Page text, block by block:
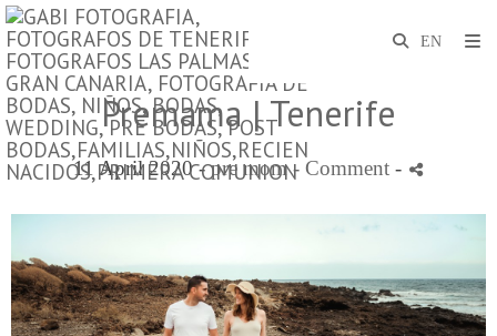
Premama | Tenerife
11 April 2020 -pre mom - Comment -